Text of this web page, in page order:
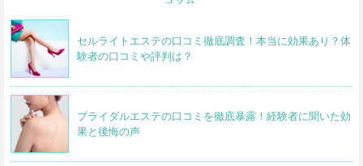
セルライトエステの口コミ徹底調査！本当に効果あり？体
験者の口コミや評判は？
ブライダルエステの口コミを徹底暴露！経験者に聞いた効
果と後悔の声